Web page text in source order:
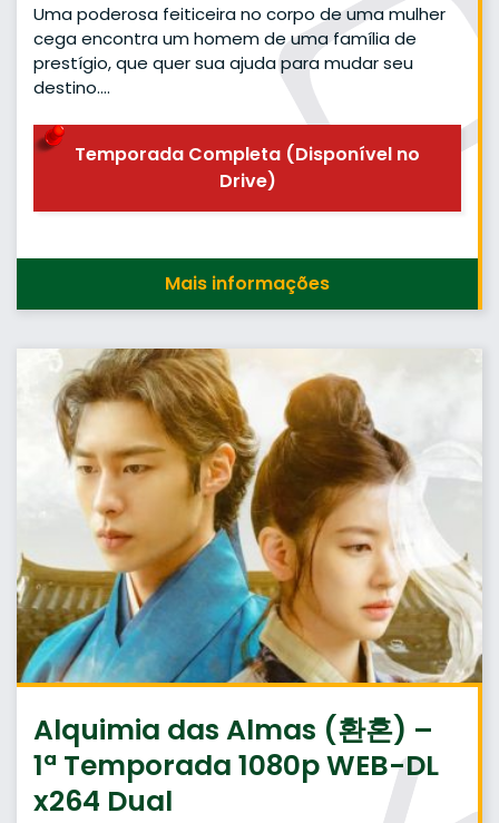
Uma poderosa feiticeira no corpo de uma mulher
cega encontra um homem de uma família de
prestígio, que quer sua ajuda para mudar seu
destino….
Temporada Completa (Disponível no
Drive)
Mais informações
Alquimia das Almas (환혼) –
1ª Temporada 1080p WEB-DL
x264 Dual